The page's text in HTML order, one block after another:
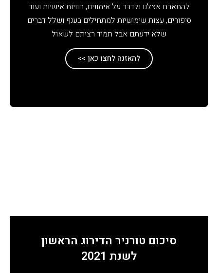
להתארח אצלנו ולדבר על אימונים, חוויות אישיות ועוד
סיפורים, עצות שימושיות למתחילים בענף ושלל דברים
שלא ידעתם אבל תמיד רציתם לשאול
להאזנה לחצו כאן >>
סיכום טורניר הדירוג הראשון
לשנת 2021